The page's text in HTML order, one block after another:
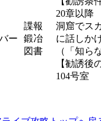
ー
諜報
鍛冶
図書
20章以降
洞窟でス
に話しか
（「知ら
【勧誘後
104号室